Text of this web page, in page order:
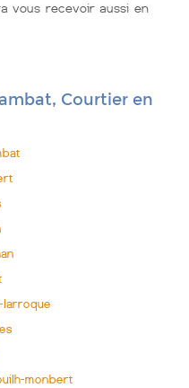
vous recevoir aussi en
Courtier en
larroque
monbert